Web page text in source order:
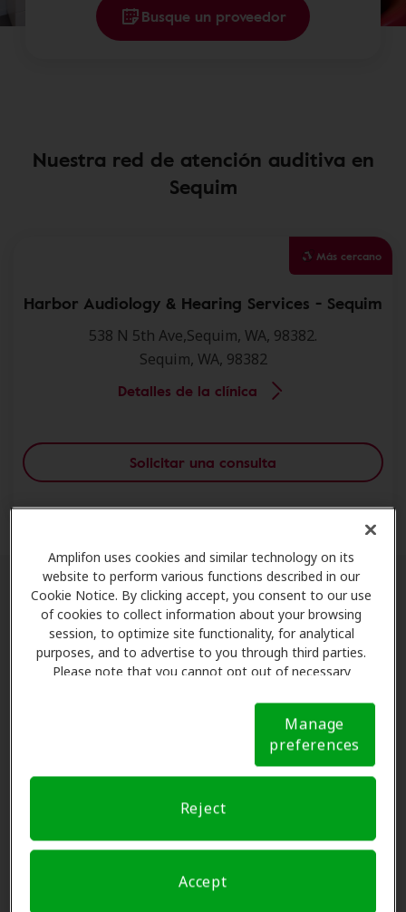
Amplifon uses cookies and similar technology on its
website to perform various functions described in our
Cookie Notice. By clicking accept, you consent to our use
of cookies to collect information about your browsing
session, to optimize site functionality, for analytical
purposes, and to advertise to you through third parties.
Please note that you cannot opt out of necessary
Notice (link here below). If you are using an opt-out
preference signal, we will honor that signal. Cookie
Manage
preferences
Reject
Accept
Busque un proveedor
Nuestra red de atención auditiva en
Sequim
Más cercano
Harbor Audiology & Hearing Services - Sequim
538 N 5th Ave,Sequim, WA, 98382.
Sequim, WA, 98382
Detalles de la clínica
Solicitar una consulta
Socios de Amplifon Hearing Health
Care en Sequim
¿Busca atención auditiva personalizada de expertos
en Sequim, WA? Amplifon le ofrece atención auditiva
experta en Sequim, lo conecta con clínicas locales de
confianza cerca de usted, más de 8,800 en todo el país.
Use las Ventajas de los Miembros de Amplifon para:
Ahorros exclusivos en audífonos, hasta un 70% de